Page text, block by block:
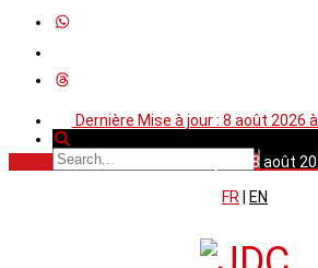
Dernière Mise à jour : 8 août 2026
Dernière Mise à jour : 8 août
FR
EN